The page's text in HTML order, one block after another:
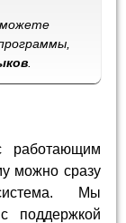
работающим
можно сразу
Мы
поддержкой